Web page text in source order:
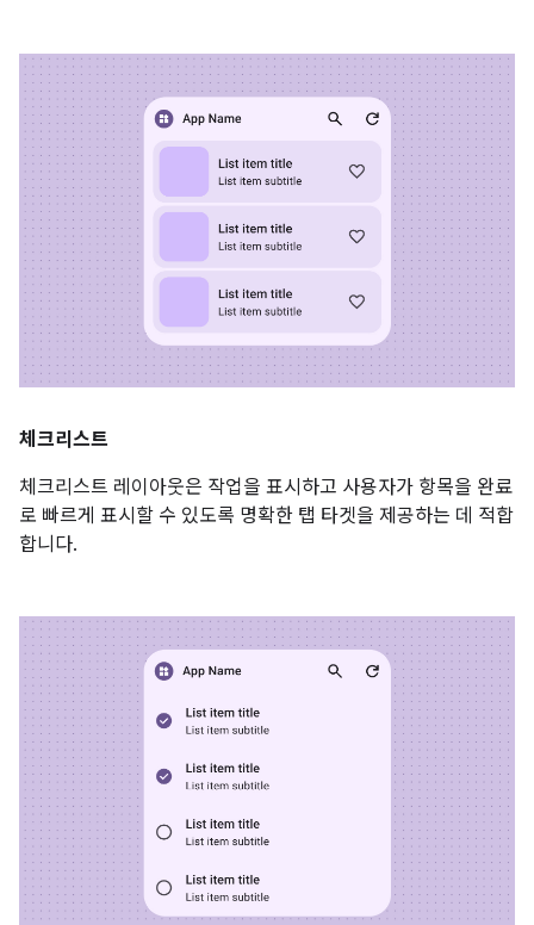
체크리스트
체크리스트 레이아웃은 작업을 표시하고 사용자가 항목을 완료
로 빠르게 표시할 수 있도록 명확한 탭 타겟을 제공하는 데 적합
합니다.